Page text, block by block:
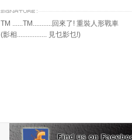
TM ......TM...........回來了! 重裝人形戰車
(影相................. 見乜影乜!)